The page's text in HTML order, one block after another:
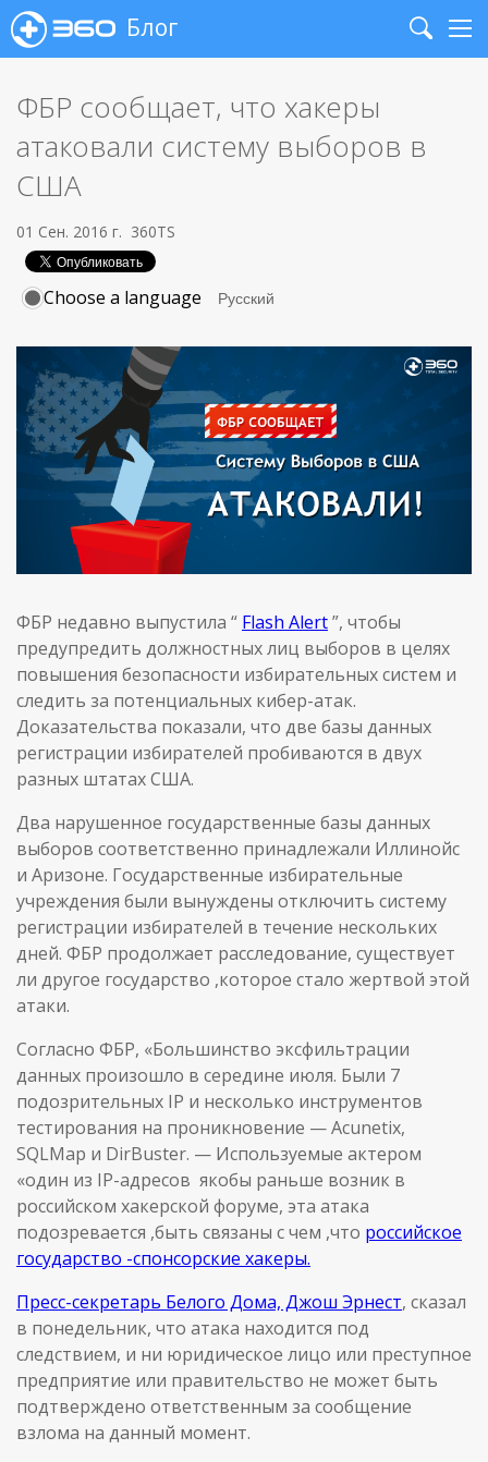
Блог
Search
ФБР сообщает, что хакеры
атаковали систему выборов в
США
01 Сен. 2016 г. 360TS
Choose a language
ФБР недавно выпустила “ Flash Alert”, чтобы
предупредить должностных лиц выборов в целях
повышения безопасности избирательных систем и
следить за потенциальных кибер-атак.
Доказательства показали, что две базы данных
регистрации избирателей пробиваются в двух
разных штатах США.
Два нарушенное государственные базы данных
выборов соответственно принадлежали Иллинойс
и Аризоне. Государственные избирательные
учреждения были вынуждены отключить систему
регистрации избирателей в течение нескольких
дней. ФБР продолжает расследование, существует
ли другое государство ,которое стало жертвой этой
атаки.
Согласно ФБР, «Большинство эксфильтрации
данных произошло в середине июля. Были 7
подозрительных IP и несколько инструментов
тестирования на проникновение — Acunetix,
SQLMap и DirBuster. — Используемые актером
«один из IP-адресов якобы раньше возник в
российском хакерской форуме, эта атака
подозревается ,быть связаны с чем ,что российское
государство -спонсорские хакеры.
Пресс-секретарь Белого Дома, Джош Эрнест, сказал
в понедельник, что атака находится под
следствием, и ни юридическое лицо или преступное
предприятие или правительство не может быть
подтверждено ответственным за сообщение
взлома на данный момент.